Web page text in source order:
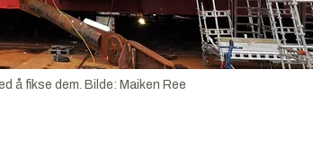
å fikse dem. Bilde: Maiken Ree